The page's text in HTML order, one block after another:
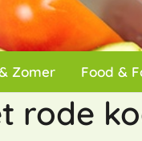
Zomer Food &
rode